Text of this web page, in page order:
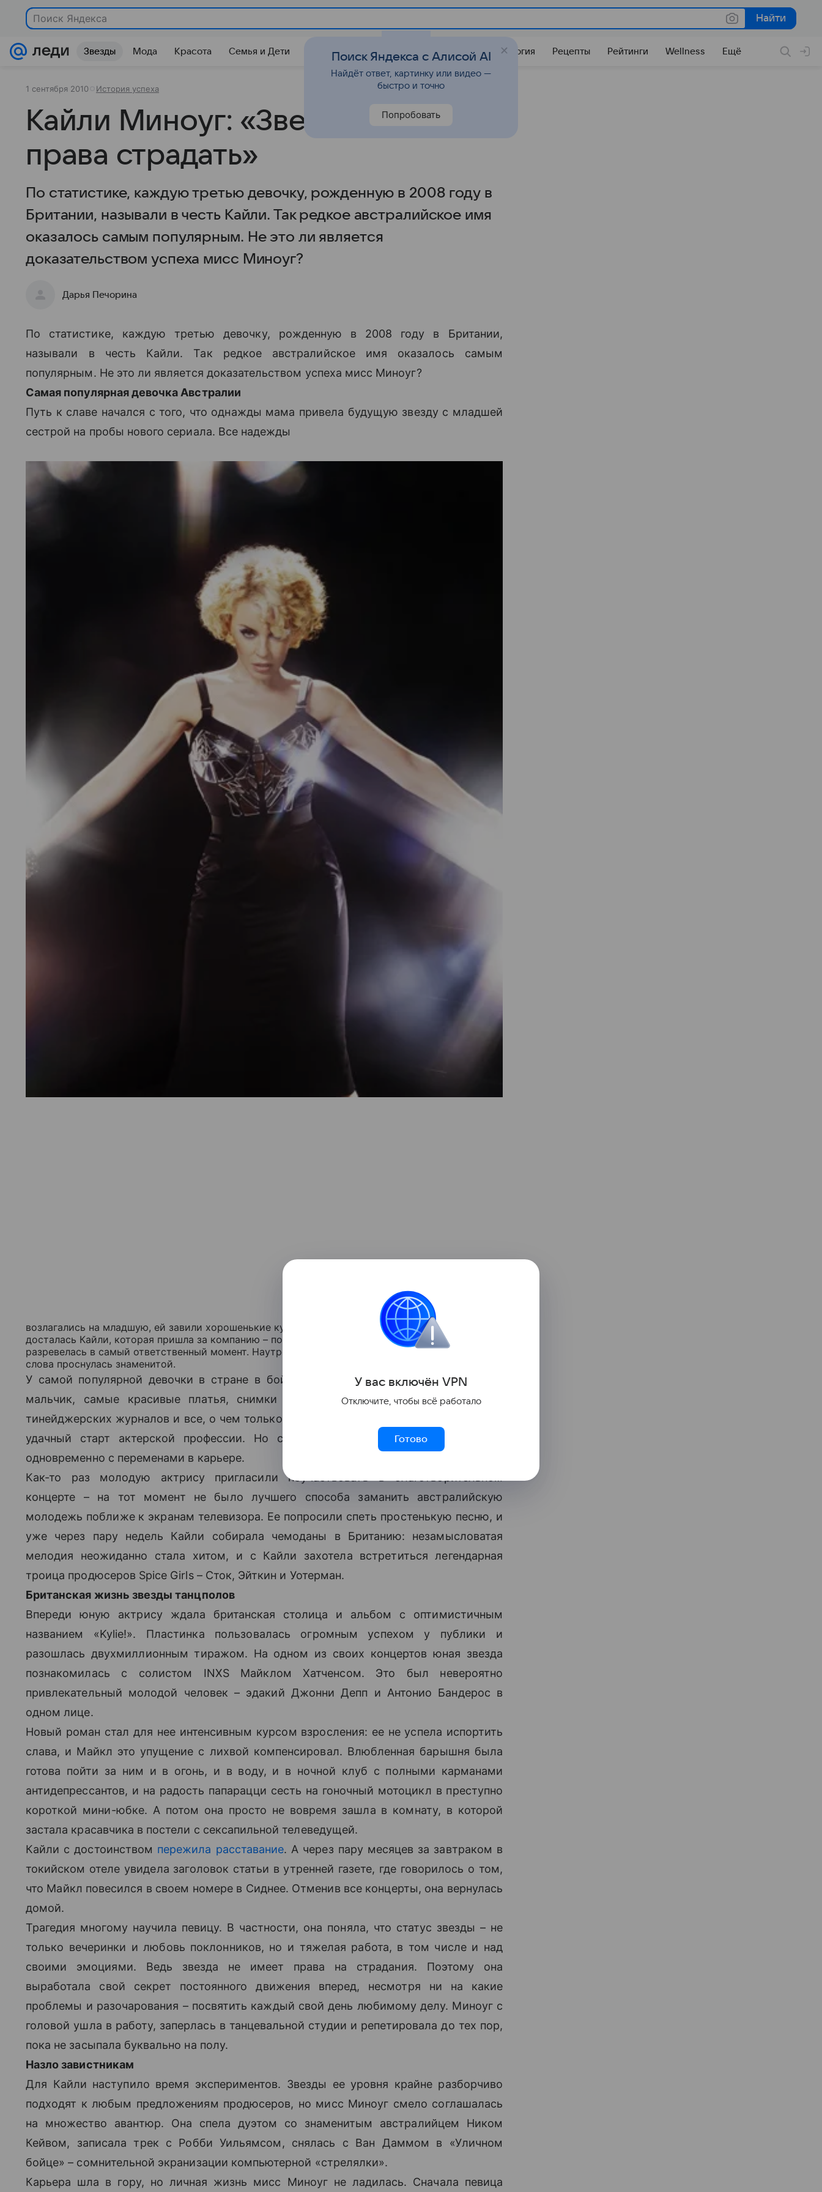
Поиск Яндекса Найти
Найти
Звезды Мода Красота Семья и Дети Гороскопы Стиль жизни Психология Рецепты Рейтинги Wellness Ещё
1 сентября 2010 История успеха
Кайли Миноуг: «Звезда не имеет
права страдать»
По статистике, каждую третью девочку, рожденную в 2008 году в
Британии, называли в честь Кайли. Так редкое австралийское имя
оказалось самым популярным. Не это ли является
доказательством успеха мисс Миноуг?
Дарья Печорина
По статистике, каждую третью девочку, рожденную в 2008 году в Британии,
называли в честь Кайли. Так редкое австралийское имя оказалось самым
популярным. Не это ли является доказательством успеха мисс Миноуг?
Самая популярная девочка Австралии
Путь к славе начался с того, что однажды мама привела будущую звезду с младшей
сестрой на пробы нового сериала. Все надежды
возлагались на младшую, ей завили хорошенькие кудри и нарядили в лучшее платье. Но роль
досталась Кайли, которая пришла за компанию – поддержать сестренку, чтобы та не
разревелась в самый ответственный момент. Наутро после премьеры Кайли в прямом смысле
слова проснулась знаменитой.
У самой популярной девочки в стране в бойфрендах появился самый популярный
мальчик, самые красивые платья, снимки от лучших фотографов на обложках
тинейджерских журналов и все, о чем только можно мечтать. А заодно – гонорары и
удачный старт актерской профессии. Но счастье в личной жизни закончилось
одновременно с переменами в карьере.
Как-то раз молодую актрису пригласили поучаствовать в благотворительном
концерте – на тот момент не было лучшего способа заманить австралийскую
молодежь поближе к экранам телевизора. Ее попросили спеть простенькую песню, и
уже через пару недель Кайли собирала чемоданы в Британию: незамысловатая
мелодия неожиданно стала хитом, и с Кайли захотела встретиться легендарная
троица продюсеров Spice Girls – Сток, Эйткин и Уотерман.
Британская жизнь звезды танцполов
Впереди юную актрису ждала британская столица и альбом с оптимистичным
названием «Kylie!». Пластинка пользовалась огромным успехом у публики и
разошлась двухмиллионным тиражом. На одном из своих концертов юная звезда
познакомилась с солистом INXS Майклом Хатченсом. Это был невероятно
привлекательный молодой человек – эдакий Джонни Депп и Антонио Бандерос в
одном лице.
Новый роман стал для нее интенсивным курсом взросления: ее не успела испортить
слава, и Майкл это упущение с лихвой компенсировал. Влюбленная барышня была
готова пойти за ним и в огонь, и в воду, и в ночной клуб с полными карманами
антидепрессантов, и на радость папарацци сесть на гоночный мотоцикл в преступно
короткой мини-юбке. А потом она просто не вовремя зашла в комнату, в которой
застала красавчика в постели с сексапильной телеведущей.
Кайли с достоинством пережила расставание. А через пару месяцев за завтраком в
токийском отеле увидела заголовок статьи в утренней газете, где говорилось о том,
что Майкл повесился в своем номере в Сиднее. Отменив все концерты, она вернулась
домой.
Трагедия многому научила певицу. В частности, она поняла, что статус звезды – не
только вечеринки и любовь поклонников, но и тяжелая работа, в том числе и над
своими эмоциями. Ведь звезда не имеет права на страдания. Поэтому она
выработала свой секрет постоянного движения вперед, несмотря ни на какие
проблемы и разочарования – посвятить каждый свой день любимому делу. Миноуг с
головой ушла в работу, заперлась в танцевальной студии и репетировала до тех пор,
пока не засыпала буквально на полу.
Назло завистникам
Для Кайли наступило время экспериментов. Звезды ее уровня крайне разборчиво
подходят к любым предложениям продюсеров, но мисс Миноуг смело соглашалась
на множество авантюр. Она спела дуэтом со знаменитым австралийцем Ником
Кейвом, записала трек с Робби Уильямсом, снялась с Ван Даммом в «Уличном
бойце» – сомнительной экранизации компьютерной «стрелялки».
Карьера шла в гору, но личная жизнь мисс Миноуг не ладилась. Сначала певица
У вас включён VPN
Отключите, чтобы всё работало
Готово
Поиск Яндекса с Алисой AI
Найдёт ответ, картинку или видео —
быстро и точно
Попробовать